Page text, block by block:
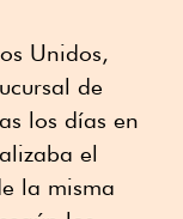
Unidos,
de
los días en
el
la misma